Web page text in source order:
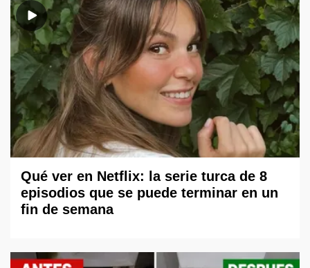
Qué ver en Netflix: la serie turca de 8
episodios que se puede terminar en un
fin de semana